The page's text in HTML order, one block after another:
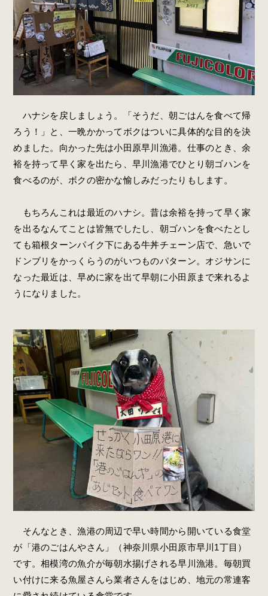
ハナシを戻しましょう。「そうだ、朝ごはんを食べて帰
ろう！」と、一晩かかってボクはついに具体的な目的を決
めました。向かった先は小田原早川漁港。仕事のとき、余
裕を持って早く家を出たら、早川漁港でひとり朝ゴハンを
食べるのが、ボクの密かな愉しみだったりもします。
もちろんこれは最近のハナシ。昔は余裕を持って早く家
を出るなんてことは皆無でしたし、朝ゴハンを食べたとし
ても箱根ターンパイク下にある牛丼チェーン店で、急いで
ドンブリをかっくらうのがいつものパターン。オジサンに
なった最近は、早めに家を出て早朝に小田原まで来れるよ
うになりました。
そんなとき、漁港の周辺で早い時間から開いている食堂
が「港のごはんやさん」（神奈川県小田原市早川1丁目）
です。相模湾の魚介が毎朝水揚げされる早川漁港。毎朝買
い付けに来る魚屋さんら業者さんをはじめ、地元の常連客